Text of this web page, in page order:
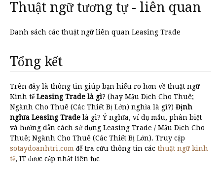
Thuật ngữ tương tự - liên quan
Danh sách các thuật ngữ liên quan Leasing Trade
Tổng kết
Trên đây là thông tin giúp bạn hiểu rõ hơn về thuật ngữ
Kinh tếLeasing Trade là gì? (hay Mậu Dịch Cho Thuê;
Ngành Cho Thuê (Các Thiết Bị Lớn) nghĩa là gì?) Định
nghĩa Leasing Trade là gì? Ý nghĩa, ví dụ mẫu, phân biệt
và hướng dẫn cách sử dụng Leasing Trade / Mậu Dịch Cho
Thuê; Ngành Cho Thuê (Các Thiết Bị Lớn). Truy cập
sotaydoanhtri.com để tra cứu thông tin các thuật ngữ kinh
tế, IT được cập nhật liên tục